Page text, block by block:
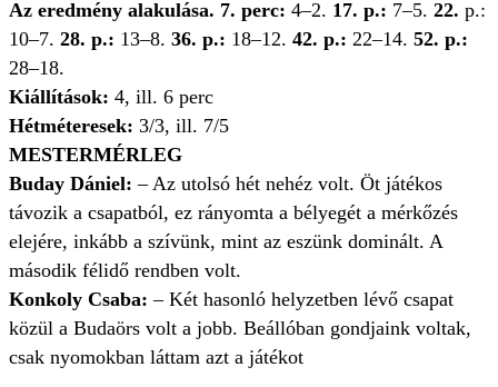
Az eredmény alakulása. 7. perc: 4–2. 17. p.: 7–5. 22. p.:
10–7. 28. p.: 13–8. 36. p.: 18–12. 42. p.: 22–14. 52. p.:
28–18.
Kiállítások: 4, ill. 6 perc
Hétméteresek: 3/3, ill. 7/5
MESTERMÉRLEG
Buday Dániel: – Az utolsó hét nehéz volt. Öt játékos
távozik a csapatból, ez rányomta a bélyegét a mérkőzés
elejére, inkább a szívünk, mint az eszünk dominált. A
második félidő rendben volt.
Konkoly Csaba: – Két hasonló helyzetben lévő csapat
közül a Budaörs volt a jobb. Beállóban gondjaink voltak,
csak nyomokban láttam azt a játékot